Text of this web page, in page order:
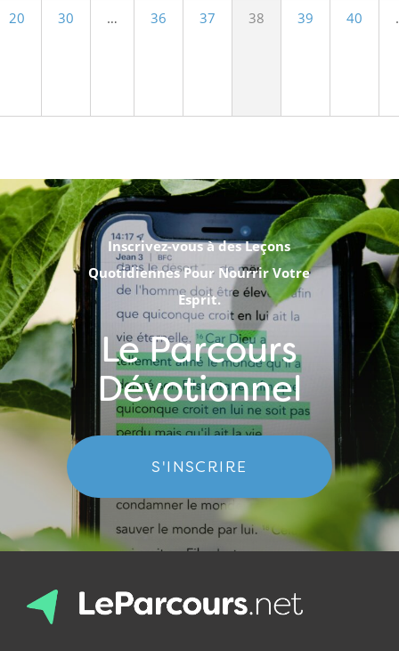
20 30 … 36 37 38 39 40
Inscrivez-vous à des Leçons
Quotidiennes Pour Nourrir Votre
Esprit.
Le Parcours
Dévotionnel
S'INSCRIRE